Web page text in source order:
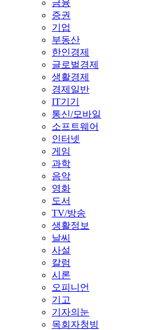
금융
증권
기업
부동산
한인경제
글로벌경제
생활경제
경제일반
IT기기
통신/모바일
소프트웨어
인터넷
게임
과학
음악
영화
도서
TV/방송
생활정보
날씨
사설
칼럼
시론
오피니언
기고
기자의눈
목회자청빙